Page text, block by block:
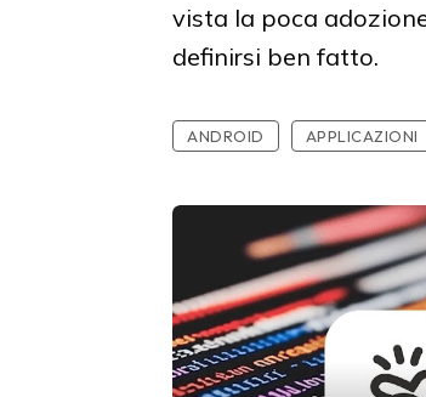
vista la poca
definirsi ben fatto.
ANDROID APPLICAZIONI